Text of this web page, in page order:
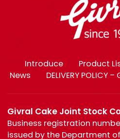
Introduce Product
News
DELIVERY POLICY –
Givral Cake Joint Stock
Business registration
issued by the Department